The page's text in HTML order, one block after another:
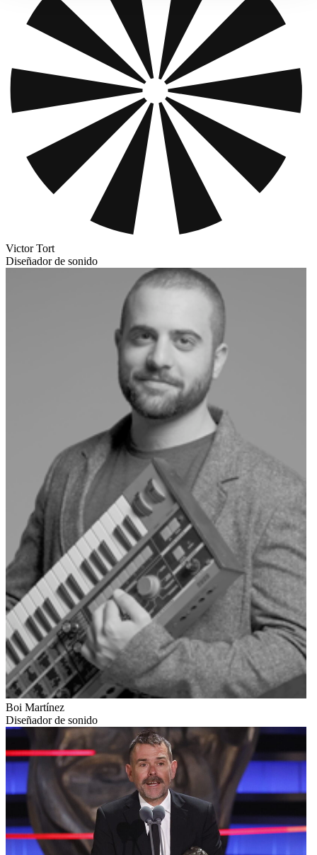
Victor Tort
Diseñador de sonido
Boi Martínez
Diseñador de sonido